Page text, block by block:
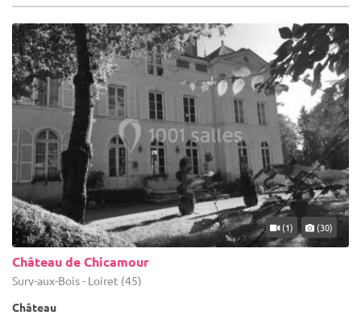
(1) (30)
Château de Chicamour
Sury-aux-Bois - Loiret (45)
Château